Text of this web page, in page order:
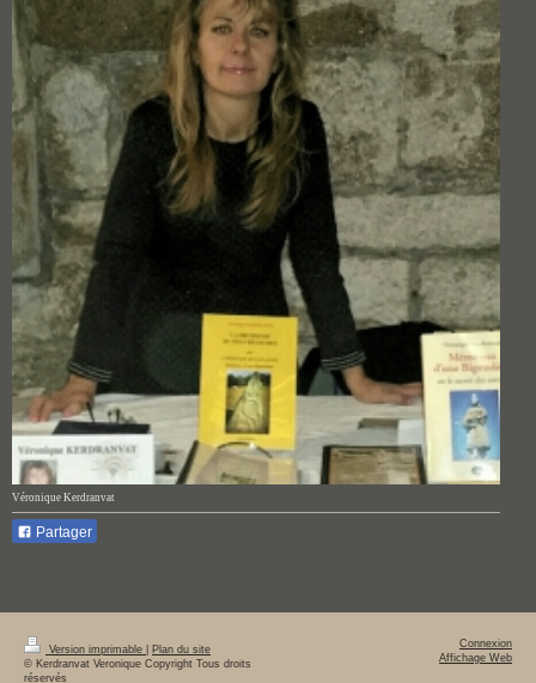
Véronique Kerdranvat
Partager
Version imprimable
Plan du site
© Kerdranvat Veronique Copyright Tous droits
réservés
Connexion
Affichage Web